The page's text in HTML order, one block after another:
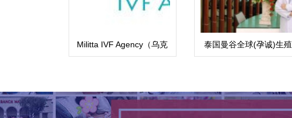
Militta IVF Agency（乌克
兰玛丽塔生殖中心）
泰国曼谷全球(孕诚)生殖
中心